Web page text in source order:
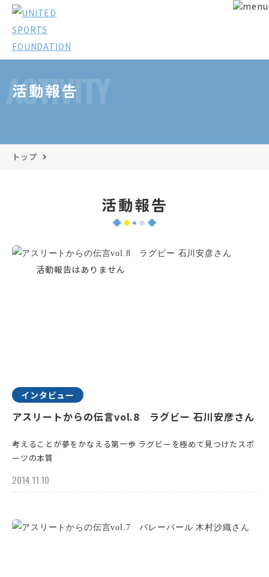
ACTIVITY
活動報告
トップ
活動報告
インタビュー
アスリートからの伝言vol.8 ラグビー 石川安彦さん
考えることが夢をかなえる第一歩 ラグビーを極めて見つけたスポ
ーツの本質
2014.11.10